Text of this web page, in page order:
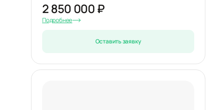
2 850 000 ₽
Подробнее
Оставить заявку